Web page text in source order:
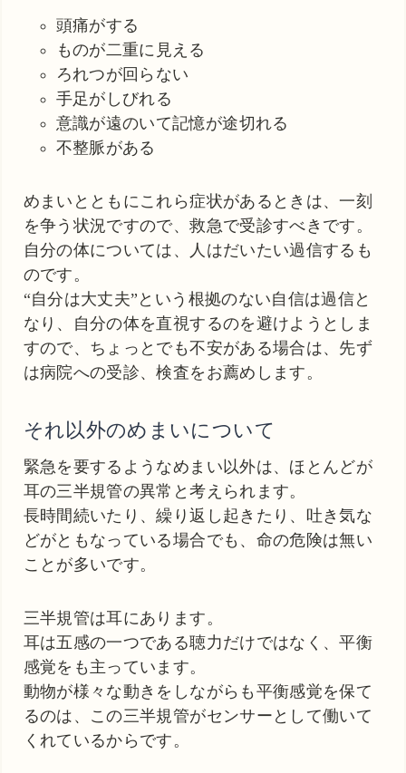
頭痛がする
ものが二重に見える
ろれつが回らない
手足がしびれる
意識が遠のいて記憶が途切れる
不整脈がある
めまいとともにこれら症状があるときは、一刻
を争う状況ですので、救急で受診すべきです。
自分の体については、人はだいたい過信するも
のです。
“自分は大丈夫”という根拠のない自信は過信と
なり、自分の体を直視するのを避けようとしま
すので、ちょっとでも不安がある場合は、先ず
は病院への受診、検査をお薦めします。
それ以外のめまいについて
緊急を要するようなめまい以外は、ほとんどが
耳の三半規管の異常と考えられます。
長時間続いたり、繰り返し起きたり、吐き気な
どがともなっている場合でも、命の危険は無い
ことが多いです。
三半規管は耳にあります。
耳は五感の一つである聴力だけではなく、平衡
感覚をも主っています。
動物が様々な動きをしながらも平衡感覚を保て
るのは、この三半規管がセンサーとして働いて
くれているからです。